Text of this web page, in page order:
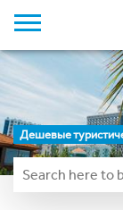
Дешевые